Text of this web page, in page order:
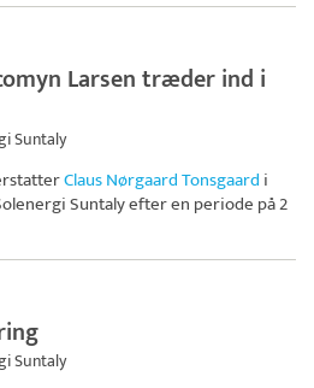
Larsen træder ind i
Suntaly
Claus Nørgaard Tonsgaard i
Suntalyefter en periode på 2
Suntaly